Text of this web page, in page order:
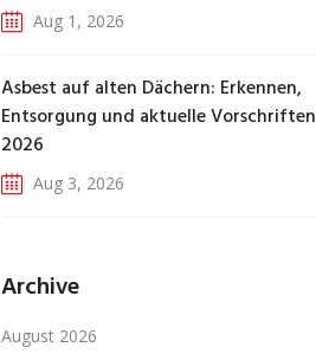
Aug 1, 2026
Asbest auf alten Dächern: Erkennen,
Entsorgung und aktuelle Vorschriften
2026
Aug 3, 2026
Archive
August 2026